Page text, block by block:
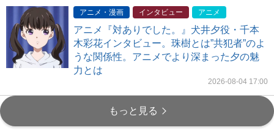
アニメ・漫画 インタビュー アニメ
アニメ『対ありでした。』犬井夕役・千本
木彩花インタビュー。珠樹とは”共犯者”のよ
うな関係性。アニメでより深まった夕の魅
力とは
2026-08-04 17:00
もっと見る